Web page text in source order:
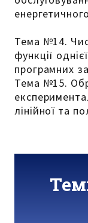
Тема №14.
функції
програмних
Тема №15.
лінійної та